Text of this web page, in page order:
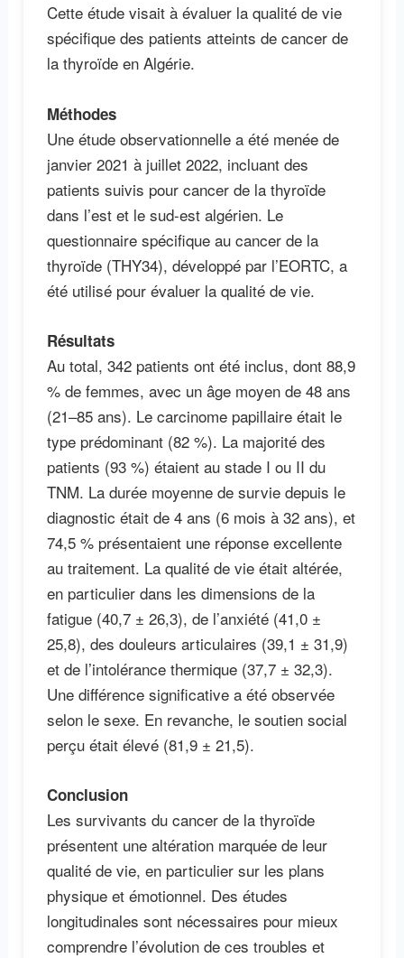
Cette étude visait à évaluer la qualité de vie
spécifique des patients atteints de cancer de
la thyroïde en Algérie.
Méthodes
Une étude observationnelle a été menée de
janvier 2021 à juillet 2022, incluant des
patients suivis pour cancer de la thyroïde
dans l’est et le sud-est algérien. Le
questionnaire spécifique au cancer de la
thyroïde (THY34), développé par l’EORTC, a
été utilisé pour évaluer la qualité de vie.
Résultats
Au total, 342 patients ont été inclus, dont 88,9
% de femmes, avec un âge moyen de 48 ans
(21–85 ans). Le carcinome papillaire était le
type prédominant (82 %). La majorité des
patients (93 %) étaient au stade I ou II du
TNM. La durée moyenne de survie depuis le
diagnostic était de 4 ans (6 mois à 32 ans), et
74,5 % présentaient une réponse excellente
au traitement. La qualité de vie était altérée,
en particulier dans les dimensions de la
fatigue (40,7 ± 26,3), de l’anxiété (41,0 ±
25,8), des douleurs articulaires (39,1 ± 31,9)
et de l’intolérance thermique (37,7 ± 32,3).
Une différence significative a été observée
selon le sexe. En revanche, le soutien social
perçu était élevé (81,9 ± 21,5).
Conclusion
Les survivants du cancer de la thyroïde
présentent une altération marquée de leur
qualité de vie, en particulier sur les plans
physique et émotionnel. Des études
longitudinales sont nécessaires pour mieux
comprendre l’évolution de ces troubles et